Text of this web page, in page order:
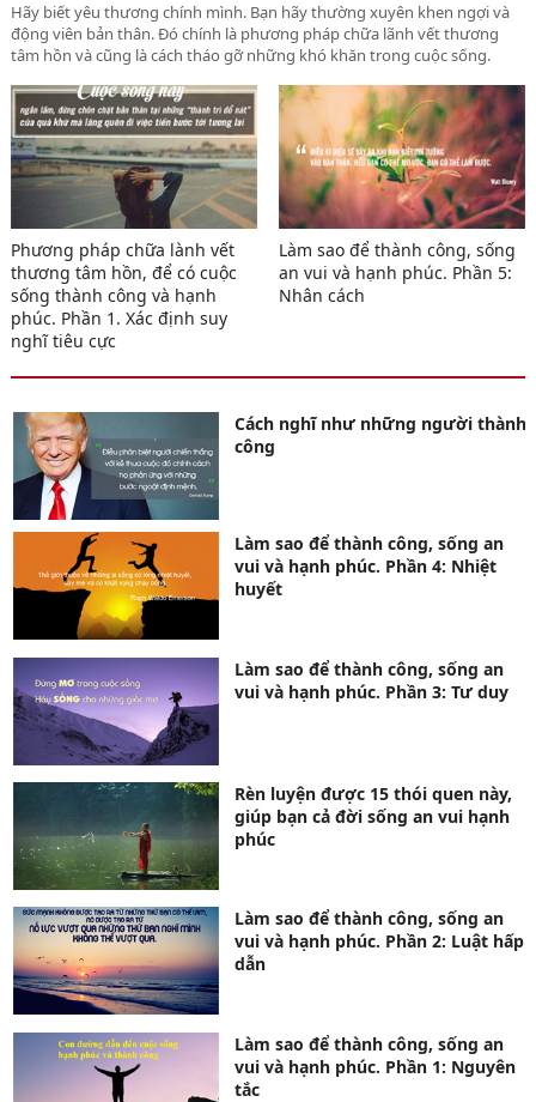
Hãy biết yêu thương chính mình. Bạn hãy thường xuyên khen ngợi và
động viên bản thân. Đó chính là phương pháp chữa lãnh vết thương
tâm hồn và cũng là cách tháo gỡ những khó khăn trong cuộc sống.
Phương pháp chữa lành vết
thương tâm hồn, để có cuộc
sống thành công và hạnh
phúc. Phần 1. Xác định suy
nghĩ tiêu cực
Làm sao để thành công, sống
an vui và hạnh phúc. Phần 5:
Nhân cách
Cách nghĩ như những người thành
công
Làm sao để thành công, sống an
vui và hạnh phúc. Phần 4: Nhiệt
huyết
Làm sao để thành công, sống an
vui và hạnh phúc. Phần 3: Tư duy
Rèn luyện được 15 thói quen này,
giúp bạn cả đời sống an vui hạnh
phúc
Làm sao để thành công, sống an
vui và hạnh phúc. Phần 2: Luật hấp
dẫn
Làm sao để thành công, sống an
vui và hạnh phúc. Phần 1: Nguyên
tắc